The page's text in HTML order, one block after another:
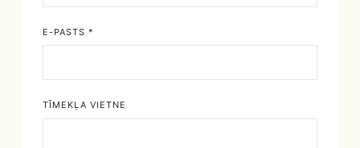
E-PASTS *
TĪMEKĻA VIETNE